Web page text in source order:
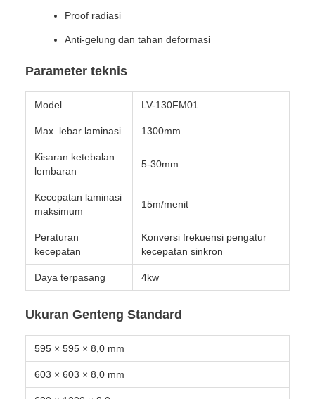
Proof radiasi
Anti-gelung dan tahan deformasi
Parameter teknis
Model LV-130FM01
Max. lebar laminasi 1300mm
Kisaran ketebalan
lembaran
5-30mm
Kecepatan laminasi
maksimum
15m/menit
Peraturan
kecepatan
Konversi frekuensi pengatur
kecepatan sinkron
Daya terpasang 4kw
Ukuran Genteng Standard
595 × 595 × 8,0 mm
603 × 603 × 8,0 mm